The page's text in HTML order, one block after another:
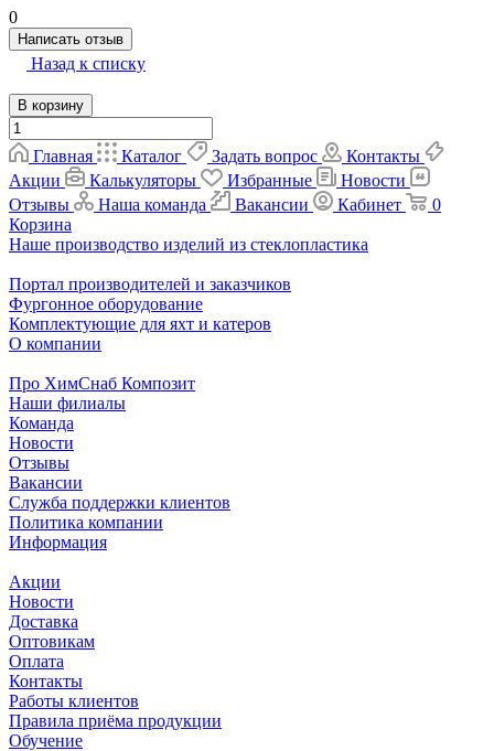
0
Написать отзыв
Назад к списку
В корзину
Главная Каталог Задать вопрос
Контакты
Акции
Калькуляторы Избранные
Новости
Отзывы
Наша команда Вакансии Кабинет
0
Корзина
Наше производство изделий из стеклопластика
Портал производителей и заказчиков
Фургонное оборудование
Комплектующие для яхт и катеров
О компании
Про ХимСнаб Композит
Наши филиалы
Команда
Новости
Отзывы
Вакансии
Служба поддержки клиентов
Политика компании
Информация
Акции
Новости
Доставка
Оптовикам
Оплата
Контакты
Работы клиентов
Правила приёма продукции
Обучение